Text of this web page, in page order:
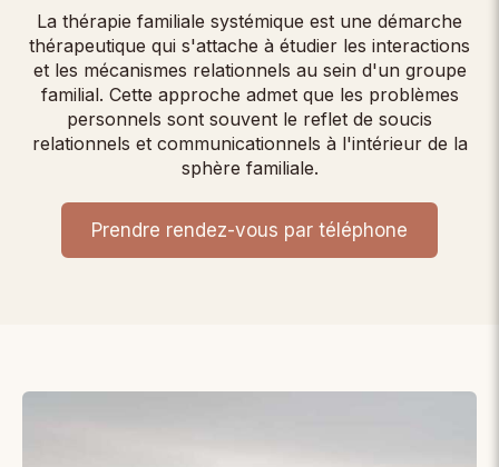
La thérapie familiale systémique est une démarche
thérapeutique qui s'attache à étudier les interactions
et les mécanismes relationnels au sein d'un groupe
familial. Cette approche admet que les problèmes
personnels sont souvent le reflet de soucis
relationnels et communicationnels à l'intérieur de la
sphère familiale.
Prendre rendez-vous par téléphone